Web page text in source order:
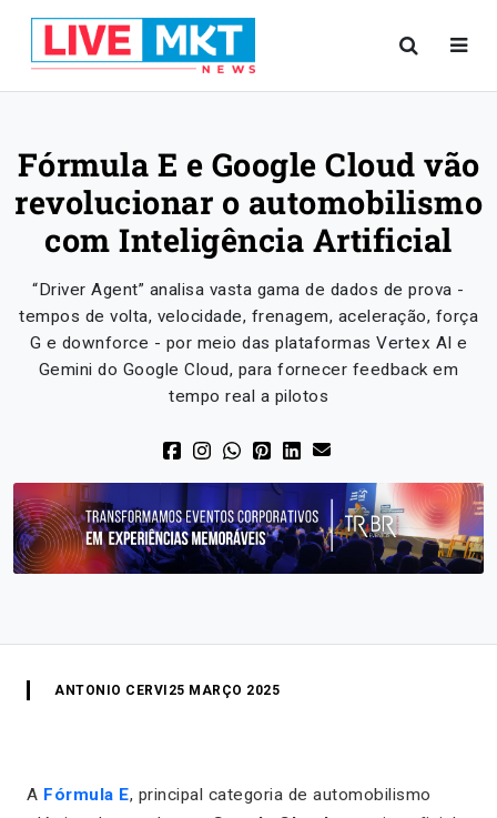
Fórmula E e Google Cloud vão
revolucionar o automobilismo
com Inteligência Artificial
“Driver Agent” analisa vasta gama de dados de prova -
tempos de volta, velocidade, frenagem, aceleração, força
G e downforce - por meio das plataformas Vertex AI e
Gemini do Google Cloud, para fornecer feedback em
tempo real a pilotos
ANTONIO CERVI 25 MARÇO 2025
A Fórmula E, principal categoria de automobilismo